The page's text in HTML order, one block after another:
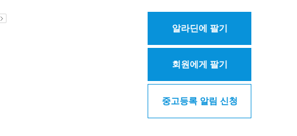
알라딘에 팔기
회원에게 팔기
중고등록 알림 신청